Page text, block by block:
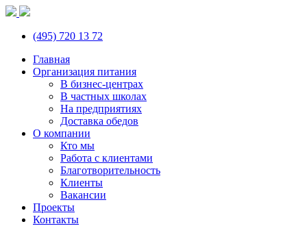
(495) 720 13 72
Главная
Организация питания
В бизнес-центрах
В частных школах
На предприятиях
Доставка обедов
О компании
Кто мы
Работа с клиентами
Благотворительность
Клиенты
Вакансии
Проекты
Контакты